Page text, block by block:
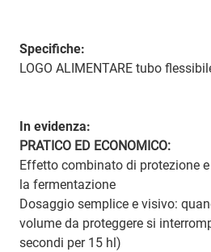
Specifiche:
LOGO ALIMENTARE tubo
In evidenza:
PRATICO ED ECONOMICO:
Effetto combinato di protezione
la fermentazione
Dosaggio semplice e visivo:
volume da proteggere si
secondi per 15 hl)